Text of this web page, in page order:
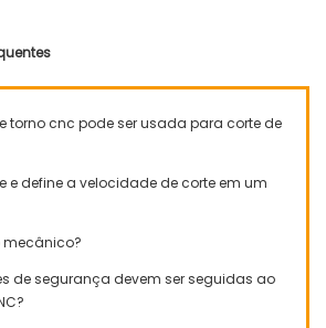
torno cnc pode ser usada para corte de
e define a velocidade de corte em um
mecânico?
de segurança devem ser seguidas ao